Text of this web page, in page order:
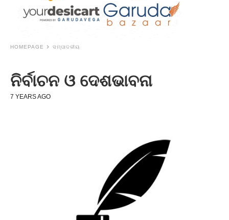
HOMEPAGE ସମ୍ପାଦକୀୟ
ନିର୍ବାଚନ ଓ ଦେଶଭାବନା
7 YEARS AGO